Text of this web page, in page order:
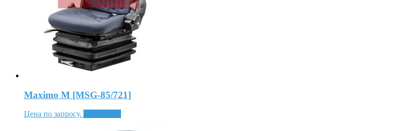
Maximo M [MSG-85/721]
Цена по запросу.